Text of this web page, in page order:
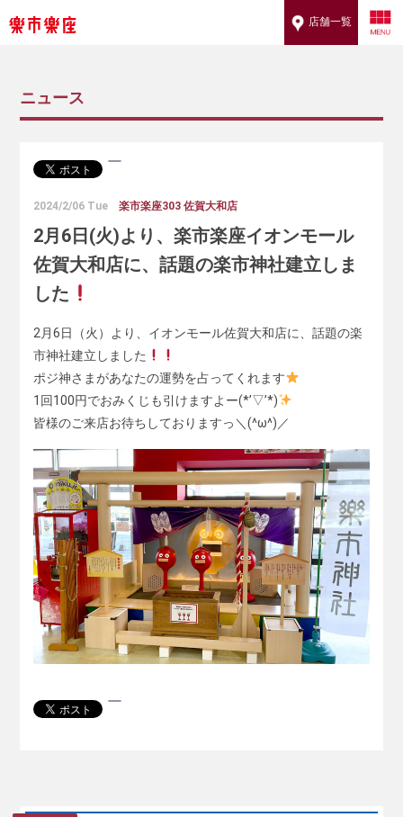
店舗一覧
ニュース
2024/2/06 Tue 楽市楽座303 佐賀大和店
2月6日(火)より、楽市楽座イオンモール
佐賀大和店に、話題の楽市神社建立しま
した
2月6日（火）より、イオンモール佐賀大和店に、話題の楽
市神社建立しました
ポジ神さまがあなたの運勢を占ってくれます
1回100円でおみくじも引けますよー(*’▽’*)
皆様のご来店お待ちしておりますっ＼(^ω^)／